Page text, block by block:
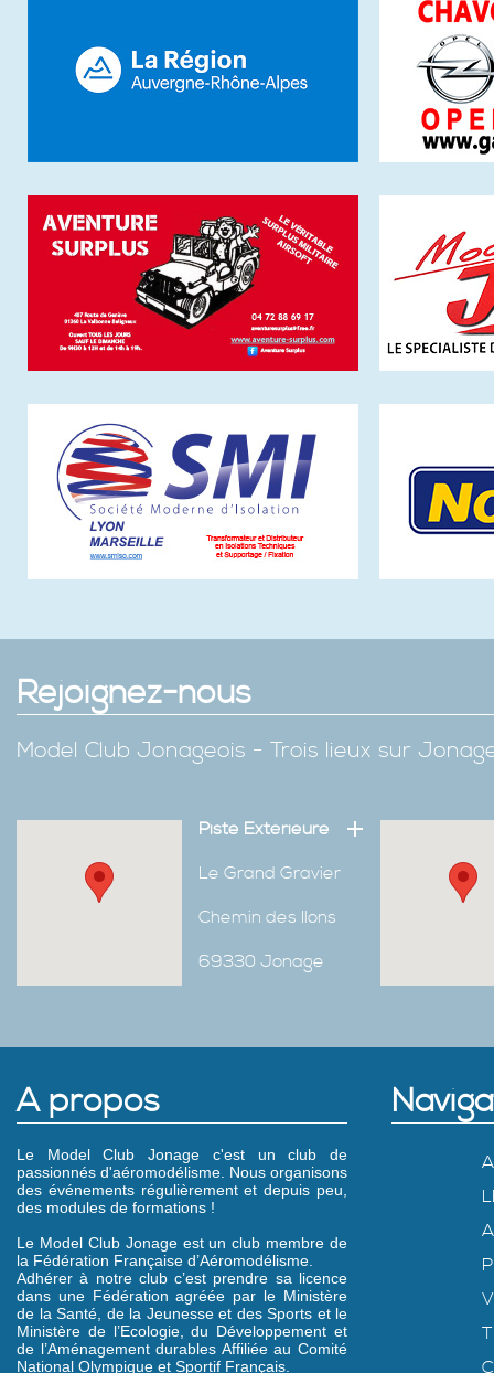
Rejoignez-nous
Model Club Jonageois - Trois lieux sur
Piste Extérieure
Le Grand Gravier
Chemin des Ilons
69330 Jonage
A propos
Le Model Club Jonage c'est un club de
passionnés d'aéromodélisme. Nous organisons
des événements régulièrement et depuis peu,
des modules de formations !
Le Model Club Jonage est un club membre de
la Fédération Française d’Aéromodélisme.
Adhérer à notre club c’est prendre sa licence
dans une Fédération agréée par le Ministère
de la Santé, de la Jeunesse et des Sports et le
Ministère de l’Ecologie, du Développement et
de l’Aménagement durables Affiliée au Comité
National Olympique et Sportif Français.